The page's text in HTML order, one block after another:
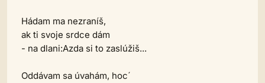
Hádam ma nezraníš,
ak ti svoje srdce dám
- na dlani:Azda si to zaslúžiš...
Oddávam sa úvahám, hoc´